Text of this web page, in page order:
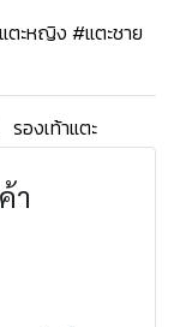
ตะหญิง #แตะชาย
รองเท้าแตะ
า